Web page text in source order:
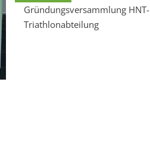
Gründungsversammlung HNT-
Triathlonabteilung